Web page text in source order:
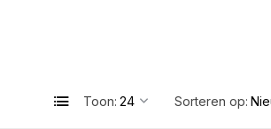
Toon: Sorteren op: